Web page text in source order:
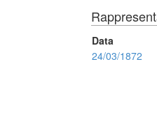
Data
24/03/1872